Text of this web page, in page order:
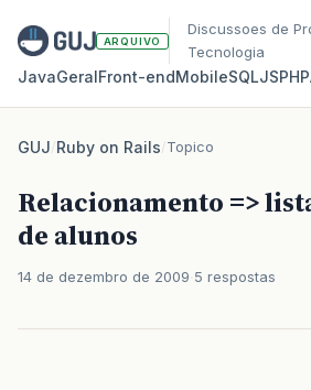
ARQUIVO
Discussoes de
Tecnologia
JavaGeralFront‑endMobileSQLJSPHP
GUJ/Ruby on Rails/Topico
Relacionamento =>
de alunos
14 de dezembro de 2009 5 respostas